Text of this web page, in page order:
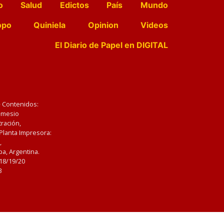
Salud Edictos País
Mundo
Quiniela Opinion
Videos
El Diario de Papel en DIGITAL
Impresora:
Argentina.
19/20